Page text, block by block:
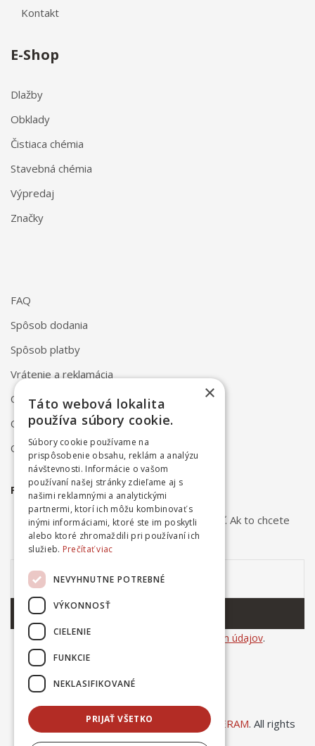
Kontakt
E-Shop
Dlažby
Obklady
Čistiaca chémia
Stavebná chémia
Výpredaj
Značky
FAQ
Spôsob dodania
Spôsob platby
Vrátenie a reklamácia
Odstúpenie od zmluvy online
Obchodné podmienky
Ochrana osobných údajov
PRIHLÁSTE SA NA ODBER NOVINIEK
Odber noviniek môžete kedykoľvek zrušiť. Ak to chcete
urobiť, kontaktujte nás.
Súhlasím so spracovaním osobných údajov.
© Copyright 2025Ing. Dušan Kováčik INCERAM. All rights
×
Táto webová lokalita
používa súbory cookie.
Súbory cookie používame na
prispôsobenie obsahu, reklám a analýzu
návštevnosti. Informácie o vašom
používaní našej stránky zdieľame aj s
našimi reklamnými a analytickými
partnermi, ktorí ich môžu kombinovať s
inými informáciami, ktoré ste im poskytli
alebo ktoré zhromaždili pri používaní ich
služieb. Prečítať viac
NEVYHNUTNE POTREBNÉ
VÝKONNOSŤ
CIELENIE
FUNKCIE
NEKLASIFIKOVANÉ
PRIJAŤ VŠETKO